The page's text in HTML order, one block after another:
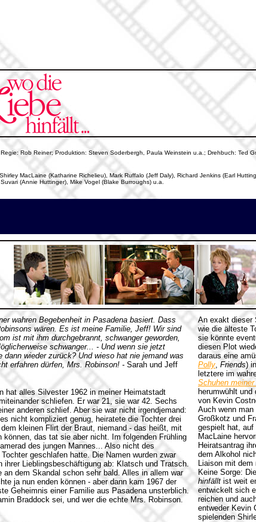
Rob Reiner; Produktion: Steven Soderbergh, Paula Weinstein u.a.; Drehbuch: Ted
MacLaine (Katharine Richelieu), Mark Ruffalo (Jeff Daly), Richard Jenkins (Earl
(Annie Huttinger), Mike Vogel (Blake Burroughs) u.a.
wahren Begebenheit in Pasadena basiert. Dass
wären. Es ist meine Familie, Jeff! Wir sind
ist mit ihm durchgebrannt, schwanger geworden,
schwanger... - Und wenn sie jetzt
wieder zurück? Und wieso hat nie jemand was
erfahren dürfen, Mrs. Robinson! - Sarah und Jeff
hat alles Silvester 1962 in meiner Heimatstadt
schliefen. Er war 21, sie war 42. Sechs
anderen schlief. Aber sie war nicht irgendjemand:
nicht kompliziert genug, heiratete die Tochter drei
kleinen Flirt der Braut, niemand - das heißt, mit
das tat sie aber nicht. Im folgenden Frühling
des jungen Mannes... Also nicht des
geschlafen hatte. Die Namen wurden zwar
Lieblingsbeschäftigung ab: Klatsch und Tratsch.
dem Skandal schon sehr bald. Alles in allem war
ja nun enden können - aber dann kam 1967 der
Geheimnis einer Familie aus Pasadena unsterblich.
Braddock sei, und wer die echte Mrs. Robinson.
An exakt dieser
wie die älteste
sie könnte
diesen Plot
daraus eine
Polly, Friends)
letztere im
Schuhen
herumwühlt
von Kevin
Auch wenn
Großkotz und
gespielt hat, auf
MacLaine
Heiratsantrag
dem Alkohol
Liaison mit dem
Keine Sorge:
hinfällt ist weit
entwickelt sich
reichen und
entweder Kevin
spielenden